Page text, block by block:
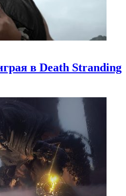
в Death Stranding